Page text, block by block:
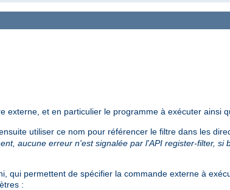
externe, et en particulier le programme à exécuter ainsi
utiliser ce nom pour référencer le filtre dans les
aucune erreur n'est signalée par l'API register-filter, si
qui permettent de spécifier la commande externe à
: